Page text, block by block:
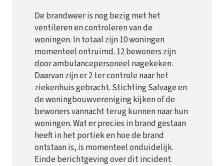
De brandweer is nog bezig met het
ventileren en controleren van de
woningen. In totaal zijn 10 woningen
momenteel ontruimd. 12 bewoners zijn
door ambulancepersoneel nagekeken.
Daarvan zijn er 2 ter controle naar het
ziekenhuis gebracht. Stichting Salvage en
de woningbouwvereniging kijken of de
bewoners vannacht terug kunnen naar hun
woningen. Wat er precies in brand gestaan
heeft in het portiek en hoe de brand
ontstaan is, is momenteel onduidelijk.
Einde berichtgeving over dit incident.